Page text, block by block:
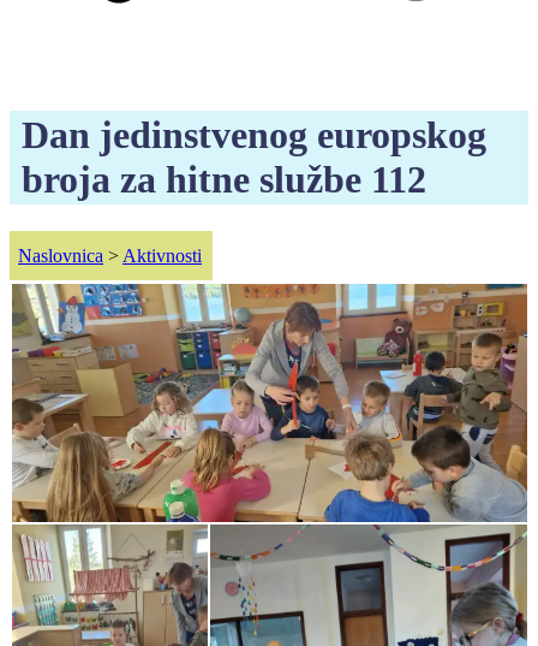
Dan jedinstvenog europskog
broja za hitne službe 112
Naslovnica > Aktivnosti